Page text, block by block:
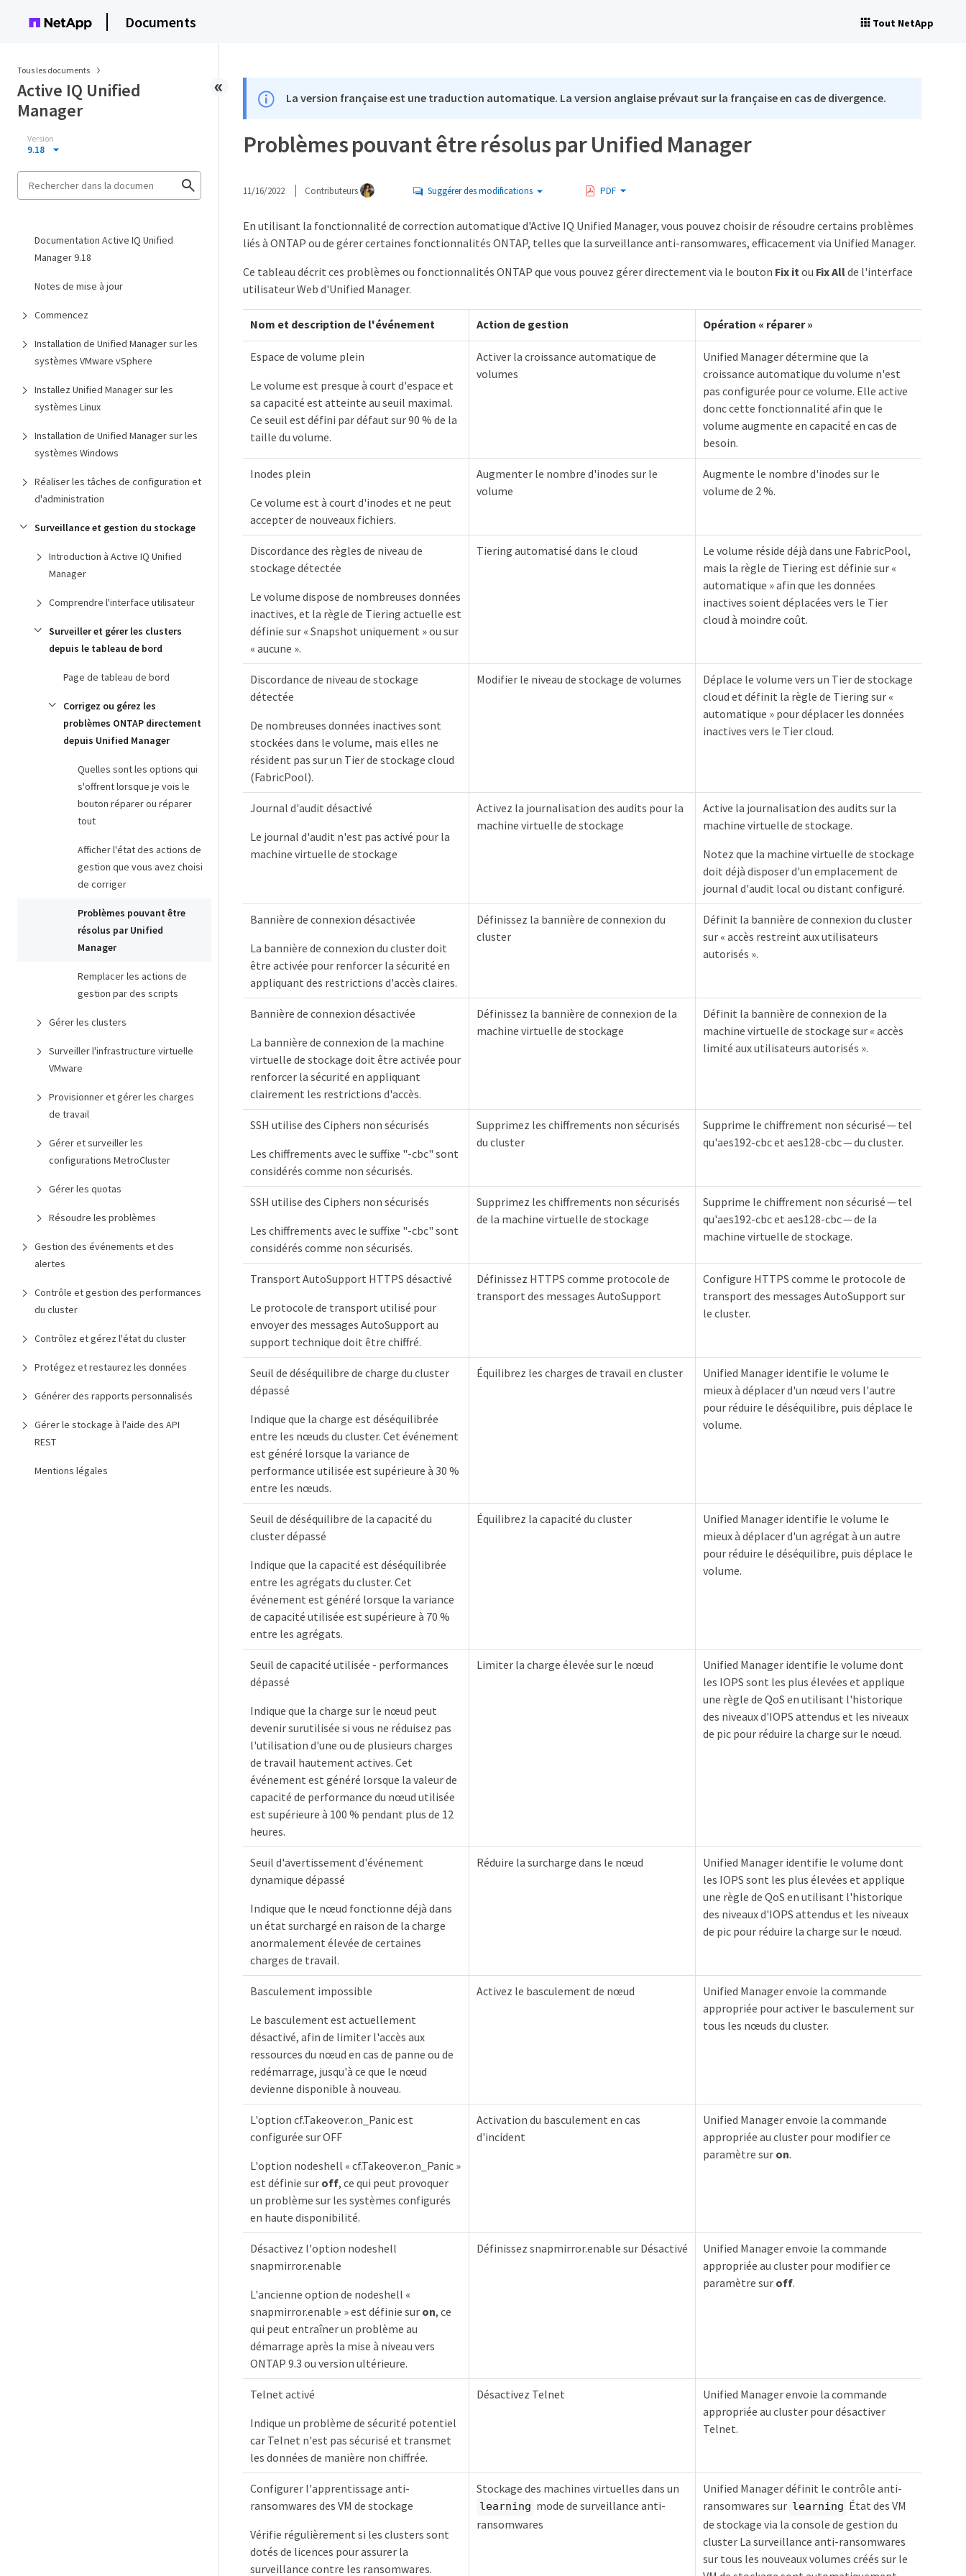
Documents Tout NetApp
Tous les documents
Active IQ Unified
Manager
Version
9.18
Documentation Active IQ Unified
Manager 9.18
Notes de mise à jour
Commencez
Installation de Unified Manager sur les
systèmes VMware vSphere
Installez Unified Manager sur les
systèmes Linux
Installation de Unified Manager sur les
systèmes Windows
Réaliser les tâches de configuration et
d'administration
Surveillance et gestion du stockage
Introduction à Active IQ Unified
Manager
Comprendre l'interface utilisateur
Surveiller et gérer les clusters
depuis le tableau de bord
Page de tableau de bord
Corrigez ou gérez les
problèmes ONTAP directement
depuis Unified Manager
Quelles sont les options qui
s'offrent lorsque je vois le
bouton réparer ou réparer
tout
Afficher l'état des actions de
gestion que vous avez choisi
de corriger
Problèmes pouvant être
résolus par Unified
Manager
Remplacer les actions de
gestion par des scripts
Gérer les clusters
Surveiller l'infrastructure virtuelle
VMware
Provisionner et gérer les charges
de travail
Gérer et surveiller les
configurations MetroCluster
Gérer les quotas
Résoudre les problèmes
Gestion des événements et des
alertes
Contrôle et gestion des performances
du cluster
Contrôlez et gérez l'état du cluster
Protégez et restaurez les données
Générer des rapports personnalisés
Gérer le stockage à l'aide des API
REST
Mentions légales
La version française est une traduction automatique. La version anglaise prévaut sur la française en cas de divergence.
Problèmes pouvant être résolus par Unified Manager
11/16/2022 Contributeurs Suggérer des modifications PDF
En utilisant la fonctionnalité de correction automatique d'Active IQ Unified Manager, vous pouvez choisir de résoudre certains problèmes
liés à ONTAP ou de gérer certaines fonctionnalités ONTAP, telles que la surveillance anti-ransomwares, efficacement via Unified Manager.
Ce tableau décrit ces problèmes ou fonctionnalités ONTAP que vous pouvez gérer directement via le bouton Fix itou Fix Allde l'interface
utilisateur Web d'Unified Manager.
Nom et description de l'événement Action de gestion Opération « réparer »
Espace de volume plein
Le volume est presque à court d'espace et
sa capacité est atteinte au seuil maximal.
Ce seuil est défini par défaut sur 90 % de la
taille du volume.
Activer la croissance automatique de
volumes
Unified Manager détermine que la
croissance automatique du volume n'est
pas configurée pour ce volume. Elle active
donc cette fonctionnalité afin que le
volume augmente en capacité en cas de
besoin.
Inodes plein
Ce volume est à court d'inodes et ne peut
accepter de nouveaux fichiers.
Augmenter le nombre d'inodes sur le
volume
Augmente le nombre d'inodes sur le
volume de 2 %.
Discordance des règles de niveau de
stockage détectée
Le volume dispose de nombreuses données
inactives, et la règle de Tiering actuelle est
définie sur « Snapshot uniquement » ou sur
« aucune ».
Tiering automatisé dans le cloud
Le volume réside déjà dans une FabricPool,
mais la règle de Tiering est définie sur «
automatique » afin que les données
inactives soient déplacées vers le Tier
cloud à moindre coût.
Discordance de niveau de stockage
détectée
De nombreuses données inactives sont
stockées dans le volume, mais elles ne
résident pas sur un Tier de stockage cloud
(FabricPool).
Modifier le niveau de stockage de volumes
Déplace le volume vers un Tier de stockage
cloud et définit la règle de Tiering sur «
automatique » pour déplacer les données
inactives vers le Tier cloud.
Journal d'audit désactivé
Le journal d'audit n'est pas activé pour la
machine virtuelle de stockage
Activez la journalisation des audits pour la
machine virtuelle de stockage
Active la journalisation des audits sur la
machine virtuelle de stockage.
Notez que la machine virtuelle de stockage
doit déjà disposer d'un emplacement de
journal d'audit local ou distant configuré.
Bannière de connexion désactivée
La bannière de connexion du cluster doit
être activée pour renforcer la sécurité en
appliquant des restrictions d'accès claires.
Définissez la bannière de connexion du
cluster
Définit la bannière de connexion du cluster
sur « accès restreint aux utilisateurs
autorisés ».
Bannière de connexion désactivée
La bannière de connexion de la machine
virtuelle de stockage doit être activée pour
renforcer la sécurité en appliquant
clairement les restrictions d'accès.
Définissez la bannière de connexion de la
machine virtuelle de stockage
Définit la bannière de connexion de la
machine virtuelle de stockage sur « accès
limité aux utilisateurs autorisés ».
SSH utilise des Ciphers non sécurisés
Les chiffrements avec le suffixe "-cbc" sont
considérés comme non sécurisés.
Supprimez les chiffrements non sécurisés
du cluster
Supprime le chiffrement non sécurisé — tel
qu'aes192-cbc et aes128-cbc — du cluster.
SSH utilise des Ciphers non sécurisés
Les chiffrements avec le suffixe "-cbc" sont
considérés comme non sécurisés.
Supprimez les chiffrements non sécurisés
de la machine virtuelle de stockage
Supprime le chiffrement non sécurisé — tel
qu'aes192-cbc et aes128-cbc — de la
machine virtuelle de stockage.
Transport AutoSupport HTTPS désactivé
Le protocole de transport utilisé pour
envoyer des messages AutoSupport au
support technique doit être chiffré.
Définissez HTTPS comme protocole de
transport des messages AutoSupport
Configure HTTPS comme le protocole de
transport des messages AutoSupport sur
le cluster.
Seuil de déséquilibre de charge du cluster
dépassé
Indique que la charge est déséquilibrée
entre les nœuds du cluster. Cet événement
est généré lorsque la variance de
performance utilisée est supérieure à 30 %
entre les nœuds.
Équilibrez les charges de travail en cluster
Unified Manager identifie le volume le
mieux à déplacer d'un nœud vers l'autre
pour réduire le déséquilibre, puis déplace le
volume.
Seuil de déséquilibre de la capacité du
cluster dépassé
Indique que la capacité est déséquilibrée
entre les agrégats du cluster. Cet
événement est généré lorsque la variance
de capacité utilisée est supérieure à 70 %
entre les agrégats.
Équilibrez la capacité du cluster
Unified Manager identifie le volume le
mieux à déplacer d'un agrégat à un autre
pour réduire le déséquilibre, puis déplace le
volume.
Seuil de capacité utilisée - performances
dépassé
Indique que la charge sur le nœud peut
devenir surutilisée si vous ne réduisez pas
l'utilisation d'une ou de plusieurs charges
de travail hautement actives. Cet
événement est généré lorsque la valeur de
capacité de performance du nœud utilisée
est supérieure à 100 % pendant plus de 12
heures.
Limiter la charge élevée sur le nœud
Unified Manager identifie le volume dont
les IOPS sont les plus élevées et applique
une règle de QoS en utilisant l'historique
des niveaux d'IOPS attendus et les niveaux
de pic pour réduire la charge sur le nœud.
Seuil d'avertissement d'événement
dynamique dépassé
Indique que le nœud fonctionne déjà dans
un état surchargé en raison de la charge
anormalement élevée de certaines
charges de travail.
Réduire la surcharge dans le nœud
Unified Manager identifie le volume dont
les IOPS sont les plus élevées et applique
une règle de QoS en utilisant l'historique
des niveaux d'IOPS attendus et les niveaux
de pic pour réduire la charge sur le nœud.
Basculement impossible
Le basculement est actuellement
désactivé, afin de limiter l'accès aux
ressources du nœud en cas de panne ou de
redémarrage, jusqu'à ce que le nœud
devienne disponible à nouveau.
Activez le basculement de nœud
Unified Manager envoie la commande
appropriée pour activer le basculement sur
tous les nœuds du cluster.
L'option cf.Takeover.on_Panic est
configurée sur OFF
L'option nodeshell « cf.Takeover.on_Panic »
est définie sur off, ce qui peut provoquer
un problème sur les systèmes configurés
en haute disponibilité.
Activation du basculement en cas
d'incident
Unified Manager envoie la commande
appropriée au cluster pour modifier ce
paramètre sur on.
Désactivez l'option nodeshell
snapmirror.enable
L'ancienne option de nodeshell «
snapmirror.enable » est définie sur on, ce
qui peut entraîner un problème au
démarrage après la mise à niveau vers
ONTAP 9.3 ou version ultérieure.
Définissez snapmirror.enable sur Désactivé
Unified Manager envoie la commande
appropriée au cluster pour modifier ce
paramètre sur off.
Telnet activé
Indique un problème de sécurité potentiel
car Telnet n'est pas sécurisé et transmet
les données de manière non chiffrée.
Désactivez Telnet
Unified Manager envoie la commande
appropriée au cluster pour désactiver
Telnet.
Configurer l'apprentissage anti-
ransomwares des VM de stockage
Vérifie régulièrement si les clusters sont
dotés de licences pour assurer la
surveillance contre les ransomwares.
Stockage des machines virtuelles dans un
learning mode de surveillance anti-
ransomwares
Unified Manager définit le contrôle anti-
ransomwares sur learning État des VM
de stockage via la console de gestion du
cluster La surveillance anti-ransomwares
sur tous les nouveaux volumes créés sur le